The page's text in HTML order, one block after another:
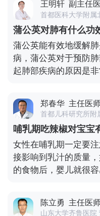
胀等治疗作用，现在
萎缩性胃炎的患者，
王明轩 副主任
首都医科大学附属
蒲公英对肺有什么功
蒲公英能有效地缓解
病，蒲公英对于预防
起肺部疾病的原因是
疗。蒲公英具有清热
一定的功效，但是出
英，尤其是脾胃虚寒
郑春华 主任医
首都儿科研究所附
哺乳期吃辣椒对宝宝
女性在哺乳期一定要
接影响到乳汁的质量
的食物后，婴儿就很
的胃肠道就会受到影
大便发干、小便出现
陈立勇 主任医
山东大学齐鲁医院